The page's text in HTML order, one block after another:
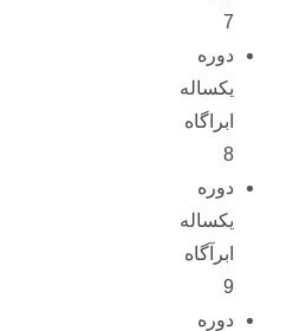
7
دوره
یکساله
ابراگاه
8
دوره
یکساله
ابرآگاه
9
دوره